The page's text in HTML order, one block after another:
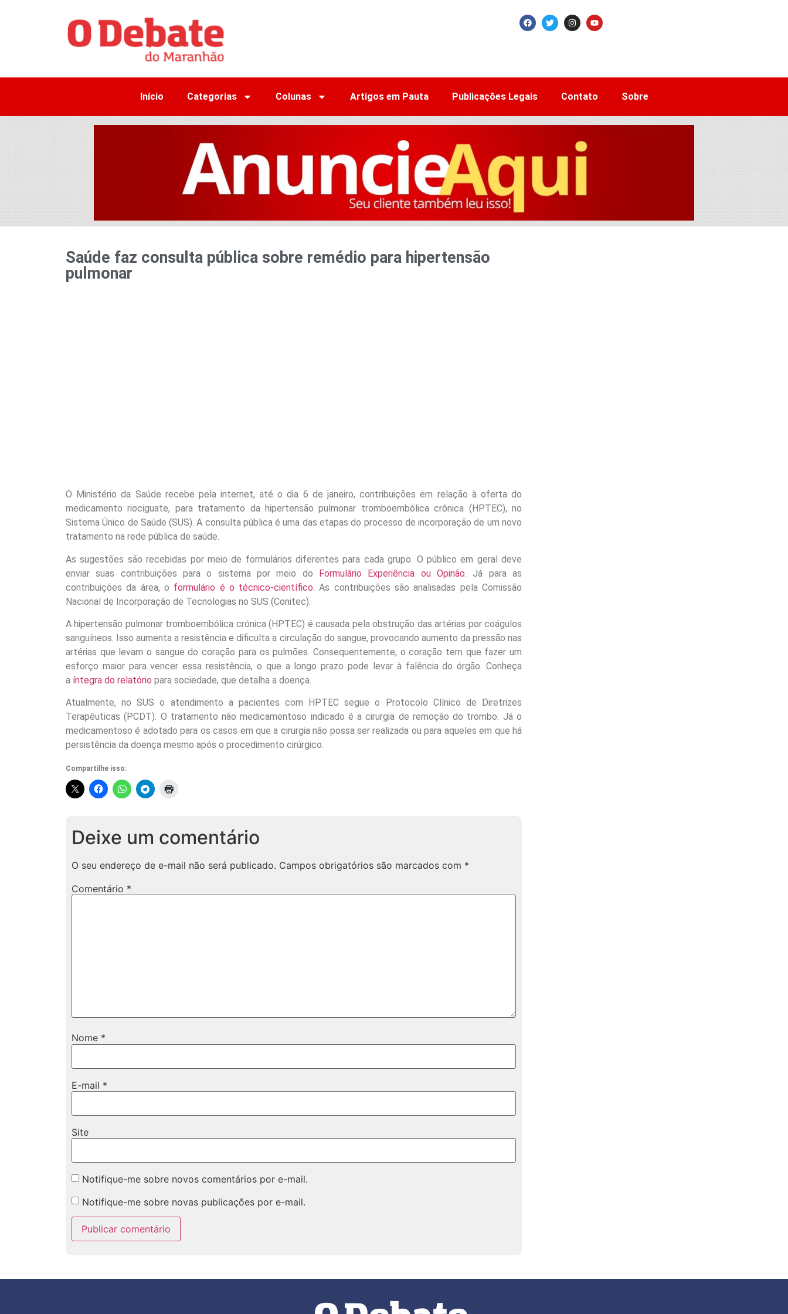
Início Categorias Colunas Artigos em Pauta Publicações Legais Contato Sobre
Saúde faz consulta pública sobre remédio para hipertensão
pulmonar
O Ministério da Saúde recebe pela internet, até o dia 6 de janeiro, contribuições em relação à oferta do
medicamento riociguate, para tratamento da hipertensão pulmonar tromboembólica crônica (HPTEC), no
Sistema Único de Saúde (SUS). A consulta pública é uma das etapas do processo de incorporação de um novo
tratamento na rede pública de saúde.
As sugestões são recebidas por meio de formulários diferentes para cada grupo. O público em geral deve
enviar suas contribuições para o sistema por meio do Formulário Experiência ou Opinão . Já para as
contribuições da área, o formulário é o técnico-científico . As contribuições são analisadas pela Comissão
Nacional de Incorporação de Tecnologias no SUS (Conitec).
A hipertensão pulmonar tromboembólica crónica (HPTEC) é causada pela obstrução das artérias por coágulos
sanguíneos. Isso aumenta a resistência e dificulta a circulação do sangue, provocando aumento da pressão nas
artérias que levam o sangue do coração para os pulmões. Consequentemente, o coração tem que fazer um
esforço maior para vencer essa resistência, o que a longo prazo pode levar à falência do órgão. Conheça
a íntegra do relatório para sociedade, que detalha a doença.
Atualmente, no SUS o atendimento a pacientes com HPTEC segue o Protocolo Clínico de Diretrizes
Terapêuticas (PCDT). O tratamento não medicamentoso indicado é a cirurgia de remoção do trombo. Já o
medicamentoso é adotado para os casos em que a cirurgia não possa ser realizada ou para aqueles em que há
persistência da doença mesmo após o procedimento cirúrgico.
Compartilhe isso:
Deixe um comentário
O seu endereço de e-mail não será publicado. Campos obrigatórios são marcados com *
Comentário *
Nome *
E-mail *
Site
Notifique-me sobre novos comentários por e-mail.
Notifique-me sobre novas publicações por e-mail.